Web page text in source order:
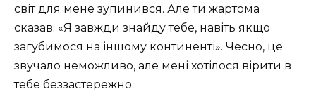
світ для мене зупинився. Але ти жартома
сказав: «Я завжди знайду тебе, навіть якщо
загубимося на іншому континенті». Чесно, це
звучало неможливо, але мені хотілося вірити в
тебе беззастережно.